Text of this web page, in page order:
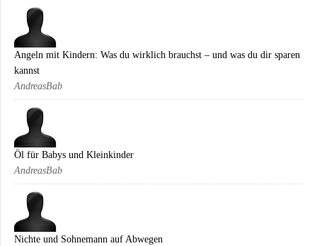
Angeln mit Kindern: Was du wirklich brauchst – und was du dir sparen
kannst
AndreasBab
Öl für Babys und Kleinkinder
AndreasBab
Nichte und Sohnemann auf Abwegen